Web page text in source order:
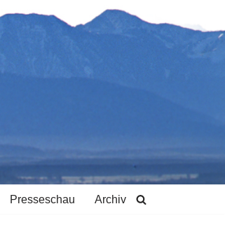
Presseschau Archiv